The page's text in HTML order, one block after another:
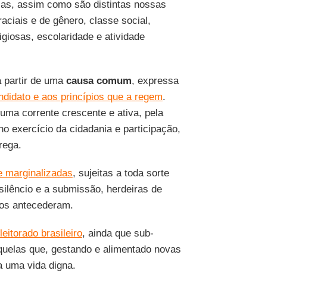
assim como são distintas nossas
e de gênero, classe social,
escolaridade e atividade
partir de uma causa comum, expressa
e aos princípios que a regem.
corrente crescente e ativa, pela
exercício da cidadania e participação,
marginalizadas, sujeitas a toda sorte
e a submissão, herdeiras de
antecederam.
brasileiro, ainda que sub-
que, gestando e alimentado novas
uma vida digna.